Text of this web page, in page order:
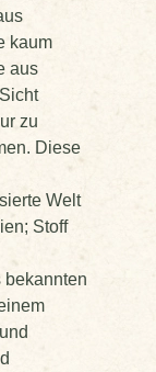
kaum
aus
zu
Diese
Welt
Stoff
bekannten